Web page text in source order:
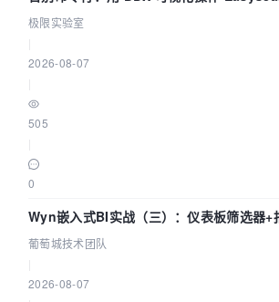
极限实验室
2026-08-07
505
0
Wyn嵌入式BI实战（三）：仪表板筛选器+
数联动全闭环
葡萄城技术团队
2026-08-07